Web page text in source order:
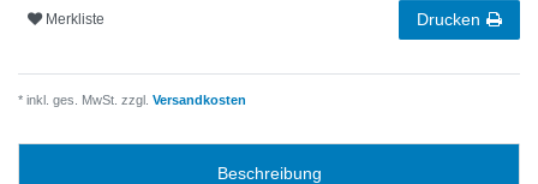
Merkliste Drucken
* inkl. ges. MwSt. zzgl. Versandkosten
Beschreibung